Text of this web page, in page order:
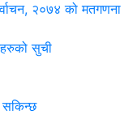
२०७४ को मतगणना
सुची
सकिन्छ